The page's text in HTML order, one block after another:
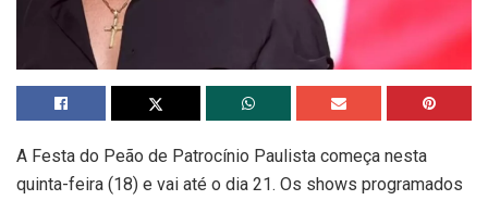
A Festa do Peão de Patrocínio Paulista começa nesta
quinta-feira (18) e vai até o dia 21. Os shows programados